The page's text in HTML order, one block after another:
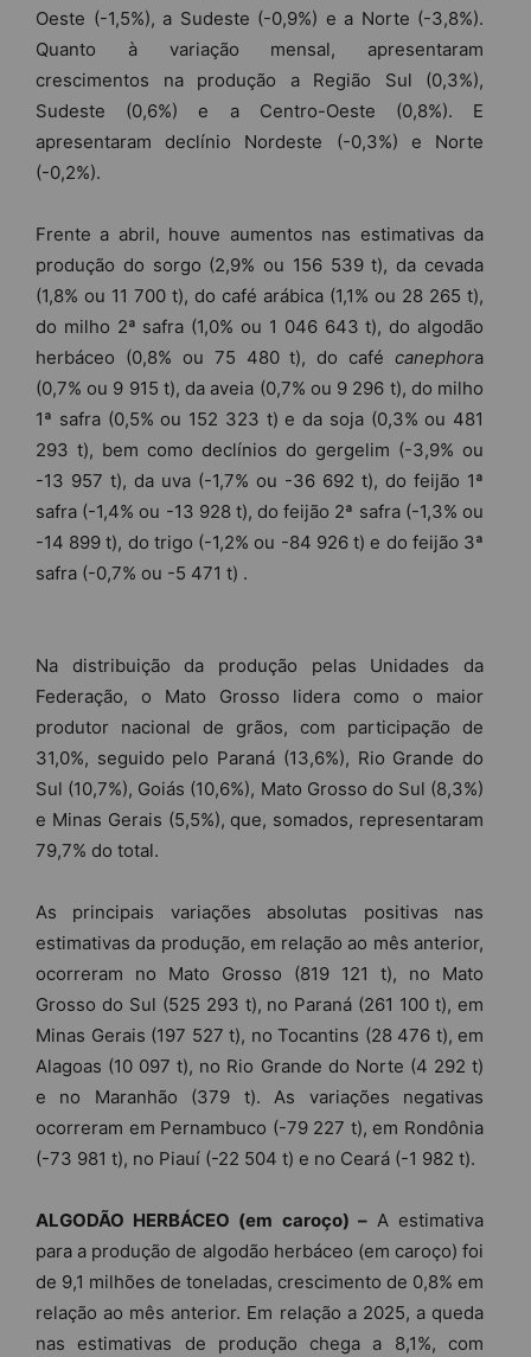
Oeste (-1,5%), a Sudeste (-0,9%) e a Norte (-3,8%).
Quanto à variação mensal, apresentaram
crescimentos na produção a Região Sul (0,3%),
Sudeste (0,6%) e a Centro-Oeste (0,8%). E
apresentaram declínio Nordeste (-0,3%) e Norte
(-0,2%).
Frente a abril, houve aumentos nas estimativas da
produção do sorgo (2,9% ou 156 539 t), da cevada
(1,8% ou 11 700 t), do café arábica (1,1% ou 28 265 t),
do milho 2ª safra (1,0% ou 1 046 643 t), do algodão
herbáceo (0,8% ou 75 480 t), do café canephora
(0,7% ou 9 915 t), da aveia (0,7% ou 9 296 t), do milho
1ª safra (0,5% ou 152 323 t) e da soja (0,3% ou 481
293 t), bem como declínios do gergelim (-3,9% ou
-13 957 t), da uva (-1,7% ou -36 692 t), do feijão 1ª
safra (-1,4% ou -13 928 t), do feijão 2ª safra (-1,3% ou
-14 899 t), do trigo (-1,2% ou -84 926 t) e do feijão 3ª
safra (-0,7% ou -5 471 t) .
Na distribuição da produção pelas Unidades da
Federação, o Mato Grosso lidera como o maior
produtor nacional de grãos, com participação de
31,0%, seguido pelo Paraná (13,6%), Rio Grande do
Sul (10,7%), Goiás (10,6%), Mato Grosso do Sul (8,3%)
e Minas Gerais (5,5%), que, somados, representaram
79,7% do total.
As principais variações absolutas positivas nas
estimativas da produção, em relação ao mês anterior,
ocorreram no Mato Grosso (819 121 t), no Mato
Grosso do Sul (525 293 t), no Paraná (261 100 t), em
Minas Gerais (197 527 t), no Tocantins (28 476 t), em
Alagoas (10 097 t), no Rio Grande do Norte (4 292 t)
e no Maranhão (379 t). As variações negativas
ocorreram em Pernambuco (-79 227 t), em Rondônia
(-73 981 t), no Piauí (-22 504 t) e no Ceará (-1 982 t).
ALGODÃO HERBÁCEO (em caroço) –A estimativa
para a produção de algodão herbáceo (em caroço) foi
de 9,1 milhões de toneladas, crescimento de 0,8% em
relação ao mês anterior. Em relação a 2025, a queda
nas estimativas de produção chega a 8,1%, com